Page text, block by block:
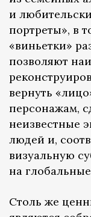
и
портреты», в
«виньетки»
позволяют
вернуть
персонажам,
неизвестные
людей и,
визуальную
на
Столь же